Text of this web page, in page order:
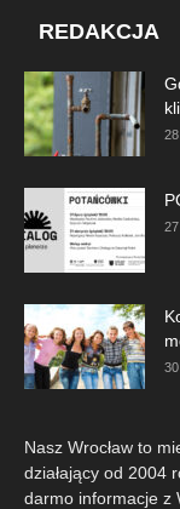
REDAKCJA
Nasz Wrocław to
działający od 2004
darmo informacje z